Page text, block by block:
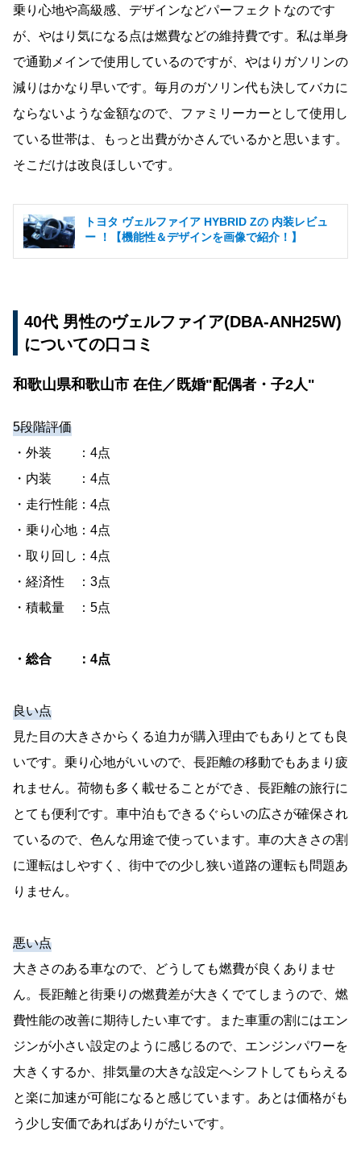
乗り心地や高級感、デザインなどパーフェクトなのです
が、やはり気になる点は燃費などの維持費です。私は単身
で通勤メインで使用しているのですが、やはりガソリンの
減りはかなり早いです。毎月のガソリン代も決してバカに
ならないような金額なので、ファミリーカーとして使用し
ている世帯は、もっと出費がかさんでいるかと思います。
そこだけは改良ほしいです。
トヨタ ヴェルファイア HYBRID Zの 内装レビュ
ー ！【機能性＆デザインを画像で紹介！】
40代 男性のヴェルファイア(DBA-ANH25W)
についての口コミ
和歌山県和歌山市 在住／既婚"配偶者・子2人"
5段階評価
・外装 ：4点
・内装 ：4点
・走行性能：4点
・乗り心地：4点
・取り回し：4点
・経済性 ：3点
・積載量 ：5点
・総合 ：4点
良い点
見た目の大きさからくる迫力が購入理由でもありとても良
いです。乗り心地がいいので、長距離の移動でもあまり疲
れません。荷物も多く載せることができ、長距離の旅行に
とても便利です。車中泊もできるぐらいの広さが確保され
ているので、色んな用途で使っています。車の大きさの割
に運転はしやすく、街中での少し狭い道路の運転も問題あ
りません。
悪い点
大きさのある車なので、どうしても燃費が良くありませ
ん。長距離と街乗りの燃費差が大きくでてしまうので、燃
費性能の改善に期待したい車です。また車重の割にはエン
ジンが小さい設定のように感じるので、エンジンパワーを
大きくするか、排気量の大きな設定へシフトしてもらえる
と楽に加速が可能になると感じています。あとは価格がも
う少し安価であればありがたいです。